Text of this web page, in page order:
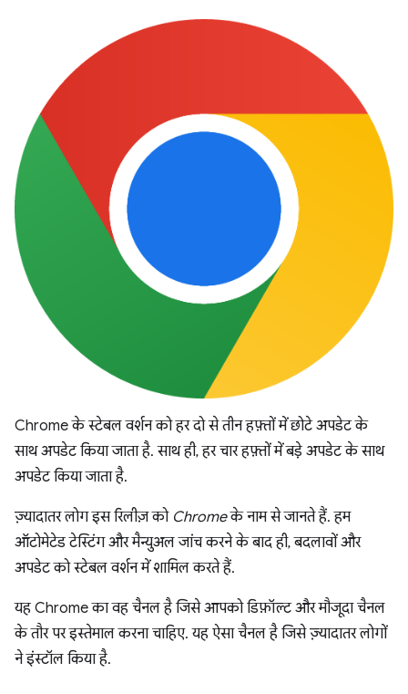
Chrome के स्टेबल वर्शन को हर दो से तीन हफ़्तों में छोटे अपडेट के
साथ अपडेट किया जाता है. साथ ही, हर चार हफ़्तों में बड़े अपडेट के साथ
अपडेट किया जाता है.
ज़्यादातर लोग इस रिलीज़ को Chromeके नाम से जानते हैं. हम
ऑटोमेटेड टेस्टिंग और मैन्युअल जांच करने के बाद ही, बदलावों और
अपडेट को स्टेबल वर्शन में शामिल करते हैं.
यह Chrome का वह चैनल है जिसे आपको डिफ़ॉल्ट और मौजूदा चैनल
के तौर पर इस्तेमाल करना चाहिए. यह ऐसा चैनल है जिसे ज़्यादातर लोगों
ने इंस्टॉल किया है.